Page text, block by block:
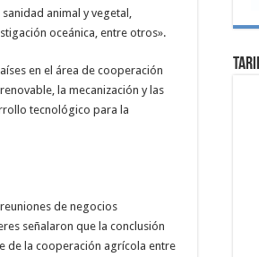
animal y vegetal,
oceánica, entre otros».
en el área de cooperación
la mecanización y las
tecnológico para la
de negocios
señalaron que la conclusión
de la cooperación agrícola entre